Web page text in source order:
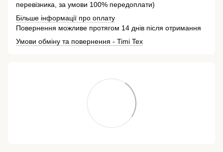
перевізника, за умови 100% передоплати)
Більше інформації про оплату
Повернення можливе протягом 14 днів після отримання
Умови обміну та повернення - Timi Tex